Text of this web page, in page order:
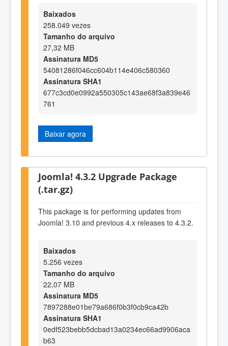
Baixados
258.049 vezes
Tamanho do arquivo
27,32 MB
Assinatura MD5
54081286f046cc604b114e406c580360
Assinatura SHA1
677c3cd0e0992a550305c143ae68f3a839e46
761
Baixar agora
Joomla! 4.3.2 Upgrade Package
(.tar.gz)
This package is for performing updates from
Joomla! 3.10 and previous 4.x releases to 4.3.2.
Baixados
5.256 vezes
Tamanho do arquivo
22,07 MB
Assinatura MD5
7897288e01be79a686f0b3f0cb9ca42b
Assinatura SHA1
0edf523bebb5dcbad13a0234ec66ad9906aca
b63